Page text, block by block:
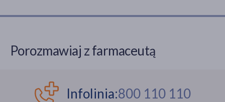
Porozmawiaj z farmaceutą
Infolinia:800 110 110